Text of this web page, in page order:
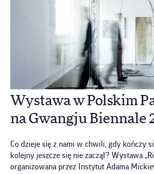
Wystawa w Polskim
na Gwangju Biennale
Co dzieje się z nami w chwili, gdy kończy
kolejny jeszcze się nie zaczął? Wystawa
organizowana przez Instytut Adama